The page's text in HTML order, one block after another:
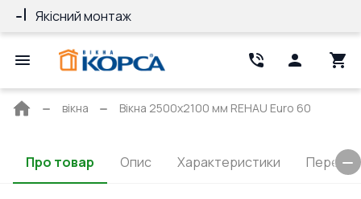
Якісний монтаж
Головна
вікна Вікна 2500x2100 мм REHAU Euro 60
Про товар Опис Характеристики